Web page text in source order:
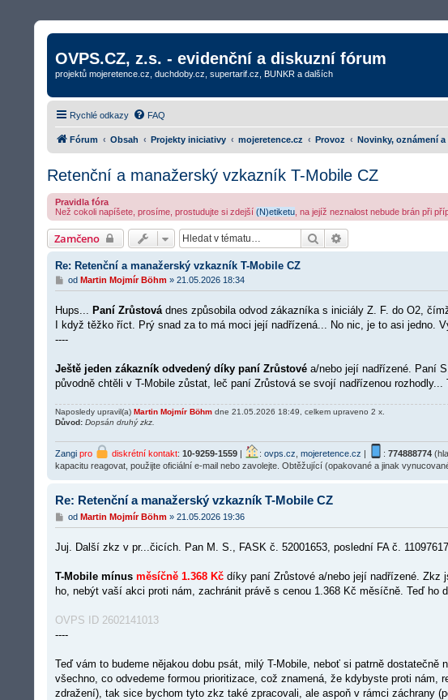
OVPS.CZ, z.s. - evidenční a diskuzní fórum
projektů mojeretence.cz, duchdoby.cz, supertarif.cz, BUNKR a dalších
Rychlé odkazy FAQ
Fórum Obsah Projekty iniciativy mojeretence.cz Provoz Novinky, oznámení a
Retenční a manažerský vzkazník T-Mobile CZ
Pravidla fóra
Než cokoli napíšete, prosíme, prostudujte si zdejší (N)etiketu , na jejíž neznalost nebude brán při
Zamčeno Hledat
Re: Retenční a manažerský vzkazník T-Mobile CZ
P
ř
s
p
v
k
od Martin Mojmír Böhm » 21.05.2026 18:34
Hups... Paní Zrůstovádnes způsobila odvod zákazníka s iniciály Z. F. do O2,
když těžko říct. Prý snad za to má moci její nadřízená... No nic, je to asi jedno.
----
Ještě jeden zákazník odvedený díky paní Zrůstové a/nebo její nadřízené. Paní
původně chtěli v T-Mobile zůstat, leč paní Zrůstová se svojí nadřízenou rozhodly...
Naposledy upravil(a) Martin Mojmír Böhm dne 21.05.2026 18:49, celkem upraveno 2 x.
Důvod: Dopsán druhý zkz.
Zangi pro diskrétní kontakt: 10-9259-1559 | : ovps.cz mojeretence.cz | : 774888774
kapacitu reagovat, použijte oficiální e-mail nebo zavolejte. Obtěžující (opakované a jinak
Re: Retenční a manažerský vzkazník T-Mobile CZ
P
ř
s
v
e
od Martin Mojmír Böhm» 21.05.2026 19:36
Juj. Další zkz v pr...čicích. Pan M. S., FASK č. 52001653, poslední FA č.
T-Mobile mínus měsíčně 1.368 Kč díky paní Zrůstové a/nebo její nadřízené. Zkz
ho, nebýt vaší akci proti nám, zachránit právě s cenou 1.368 Kč měsíčně. Teď ho
OVPS ID 2602141013
----
Teď vám to budeme nějakou dobu psát, milý T-Mobile, neboť si patrně
všechno, co odvedeme formou prioritizace, což znamená, že kdybyste proti
zdražení), tak sice bychom tyto zkz také zpracovali, ale aspoň v rámci záchrany